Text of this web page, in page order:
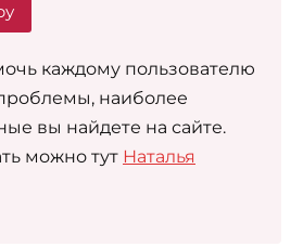
каждому пользователю
наиболее
вы найдете на сайте.
можно тут Наталья